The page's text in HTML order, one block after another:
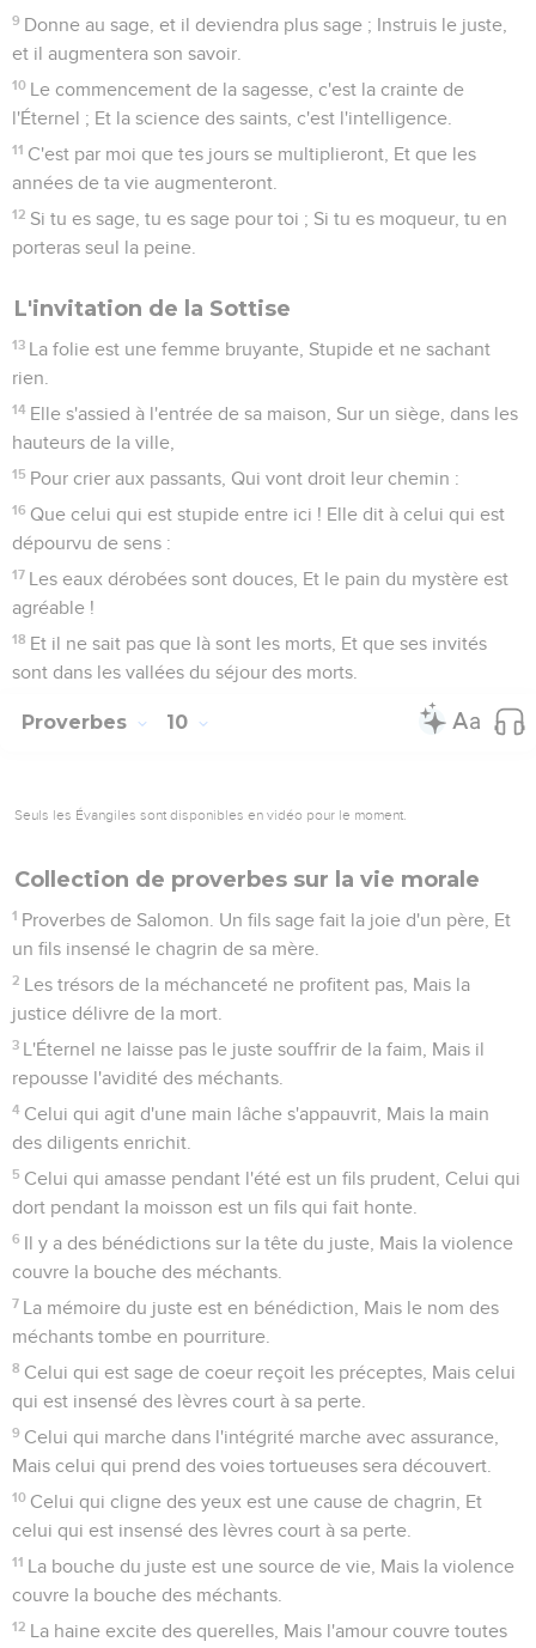
9 Donne au sage, et il deviendra plus sage ; Instruis le juste,
et il augmentera son savoir.
10 Le commencement de la sagesse, c'est la crainte de
l'Éternel ; Et la science des saints, c'est l'intelligence.
11 C'est par moi que tes jours se multiplieront, Et que les
années de ta vie augmenteront.
12 Si tu es sage, tu es sage pour toi ; Si tu es moqueur, tu en
porteras seul la peine.
L'invitation de la Sottise
13 La folie est une femme bruyante, Stupide et ne sachant
rien.
14 Elle s'assied à l'entrée de sa maison, Sur un siège, dans les
hauteurs de la ville,
15 Pour crier aux passants, Qui vont droit leur chemin :
16 Que celui qui est stupide entre ici ! Elle dit à celui qui est
dépourvu de sens :
17 Les eaux dérobées sont douces, Et le pain du mystère est
agréable !
18 Et il ne sait pas que là sont les morts, Et que ses invités
sont dans les vallées du séjour des morts.
Proverbes 10
Seuls les Évangiles sont disponibles en vidéo pour le moment.
Collection de proverbes sur la vie morale
1 Proverbes de Salomon. Un fils sage fait la joie d'un père, Et
un fils insensé le chagrin de sa mère.
2 Les trésors de la méchanceté ne profitent pas, Mais la
justice délivre de la mort.
3 L'Éternel ne laisse pas le juste souffrir de la faim, Mais il
repousse l'avidité des méchants.
4 Celui qui agit d'une main lâche s'appauvrit, Mais la main
des diligents enrichit.
5 Celui qui amasse pendant l'été est un fils prudent, Celui qui
dort pendant la moisson est un fils qui fait honte.
6 Il y a des bénédictions sur la tête du juste, Mais la violence
couvre la bouche des méchants.
7 La mémoire du juste est en bénédiction, Mais le nom des
méchants tombe en pourriture.
8 Celui qui est sage de coeur reçoit les préceptes, Mais celui
qui est insensé des lèvres court à sa perte.
9 Celui qui marche dans l'intégrité marche avec assurance,
Mais celui qui prend des voies tortueuses sera découvert.
10 Celui qui cligne des yeux est une cause de chagrin, Et
celui qui est insensé des lèvres court à sa perte.
11 La bouche du juste est une source de vie, Mais la violence
couvre la bouche des méchants.
12 La haine excite des querelles, Mais l'amour couvre toutes